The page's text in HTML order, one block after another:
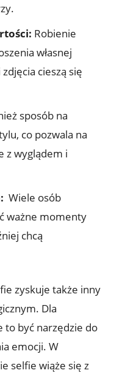
Robienie⁢
⁣własnej
cieszą się​
sposób na
co pozwala na
z wyglądem i
‍ Wiele osób
ważne momenty
chcą
zyskuje także inny
Dla
być narzędzie do
emocji. W
selfie wiąże się ‌z